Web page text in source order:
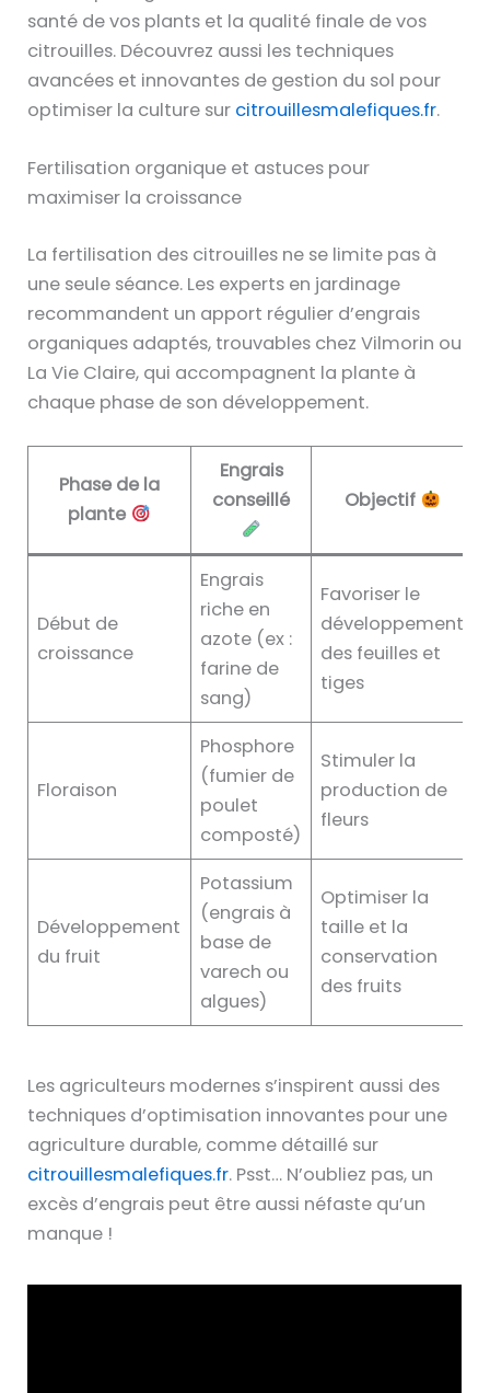
santé de vos plants et la qualité finale de vos
citrouilles. Découvrez aussi les techniques
avancées et innovantes de gestion du sol pour
optimiser la culture sur citrouillesmalefiques.fr.
Fertilisation organique et astuces pour
maximiser la croissance
La fertilisation des citrouilles ne se limite pas à
une seule séance. Les experts en jardinage
recommandent un apport régulier d’engrais
organiques adaptés, trouvables chez Vilmorin ou
La Vie Claire, qui accompagnent la plante à
chaque phase de son développement.
Phase de la
plante
Engrais
conseillé
Objectif
Début de
croissance
Engrais
riche en
azote (ex :
farine de
sang)
Favoriser le
développement
des feuilles et
tiges
Floraison
Phosphore
(fumier de
poulet
composté)
Stimuler la
production de
fleurs
Développement
du fruit
Potassium
(engrais à
base de
varech ou
algues)
Optimiser la
taille et la
conservation
des fruits
Les agriculteurs modernes s’inspirent aussi des
techniques d’optimisation innovantes pour une
agriculture durable, comme détaillé sur
citrouillesmalefiques.fr. Psst… N’oubliez pas, un
excès d’engrais peut être aussi néfaste qu’un
manque !